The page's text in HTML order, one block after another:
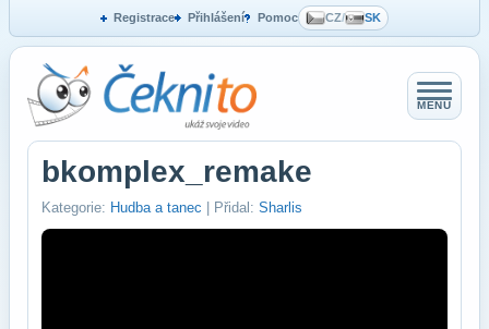
Registrace Přihlášení Pomoc CZ/ SK
MENU
bkomplex_remake
Kategorie: Hudba a tanec | Přidal: Sharlis